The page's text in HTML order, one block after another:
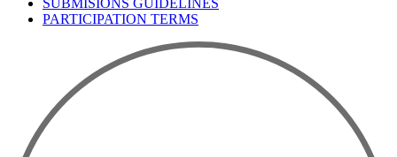
PARTICIPATION TERMS